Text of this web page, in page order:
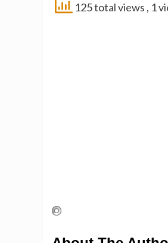
125 total views , 1